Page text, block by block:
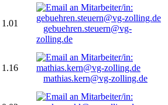
1.01
gebuehren.steuern@vg-
zolling.de
1.16
mathias.kern@vg-zolling.de